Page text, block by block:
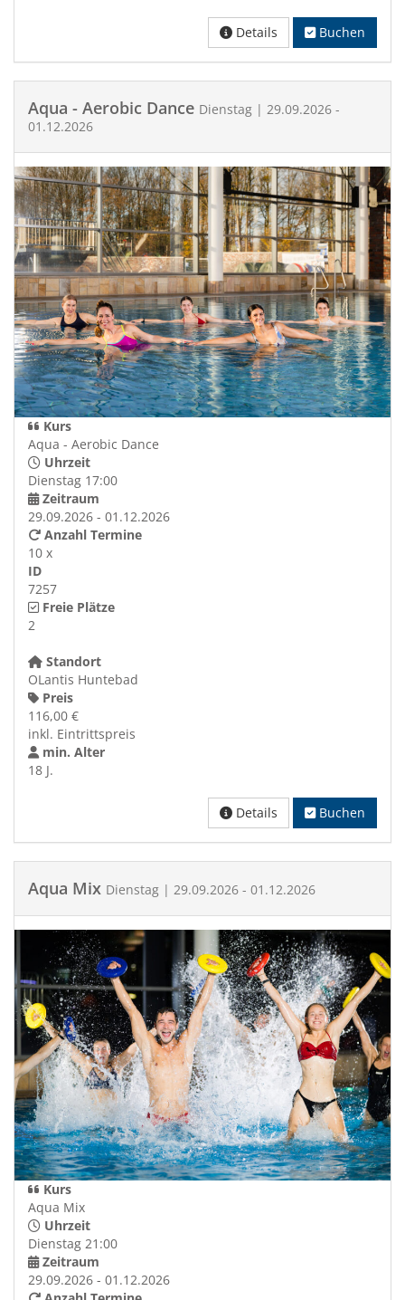
Details Buchen
Aqua - Aerobic Dance Dienstag | 29.09.2026 -
01.12.2026
Kurs
Aqua - Aerobic Dance
Uhrzeit
Dienstag 17:00
Zeitraum
29.09.2026 - 01.12.2026
Anzahl Termine
10 x
ID
7257
Freie Plätze
2
Standort
OLantis Huntebad
Preis
116,00 €
inkl. Eintrittspreis
min. Alter
18 J.
Details Buchen
Aqua Mix Dienstag | 29.09.2026 - 01.12.2026
Kurs
Aqua Mix
Uhrzeit
Dienstag 21:00
Zeitraum
29.09.2026 - 01.12.2026